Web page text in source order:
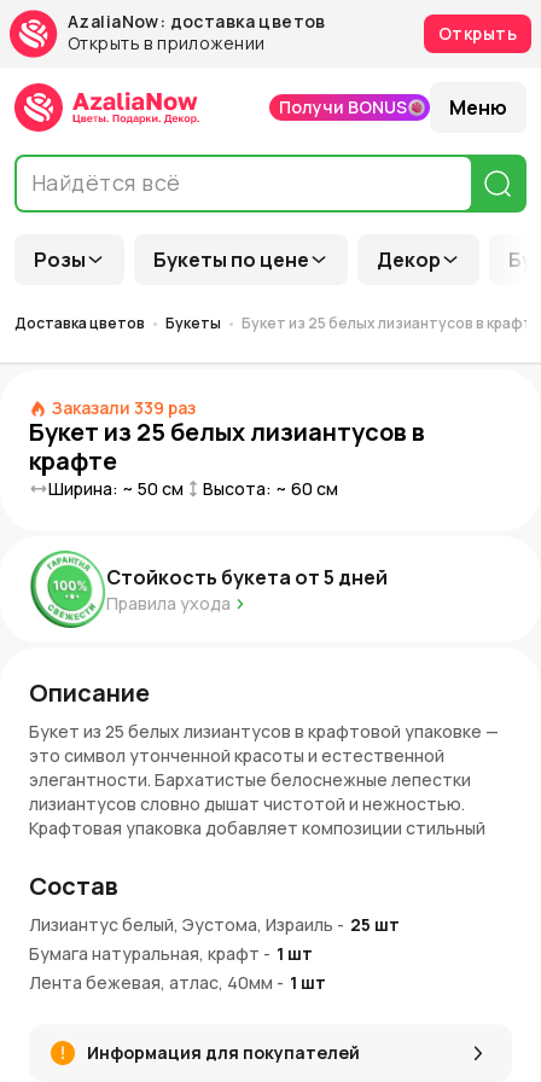
AzaliaNow: доставка цветов
Открыть в приложении
Открыть
Розы Букеты по цене Декор
Получи BONUS Меню
Доставка цветов Букеты Букет из 25 белых лизиантусов в крафте
Заказали 339 раз
Букет из 25 белых лизиантусов в
крафте
Ширина: ~ 50 см Высота: ~ 60 см
Стойкость букета от5 дней
Правила ухода
Описание
Букет из 25 белых лизиантусов в крафтовой упаковке —
это символ утонченной красоты и естественной
элегантности. Бархатистые белоснежные лепестки
лизиантусов словно дышат чистотой и нежностью.
Крафтовая упаковка добавляет композиции стильный
красоте цветов. Этот букет — универсальный подарок,
который подчеркнет важность момента и передаст
самые теплые чувства.
Преимущества букета
делая букет подходящим для любых случаев.
Состав
Лизиантус белый, Эустома, Израиль - 25 шт
Бумага натуральная, крафт - 1 шт
Лента бежевая, атлас, 40мм - 1 шт
Информация для покупателей